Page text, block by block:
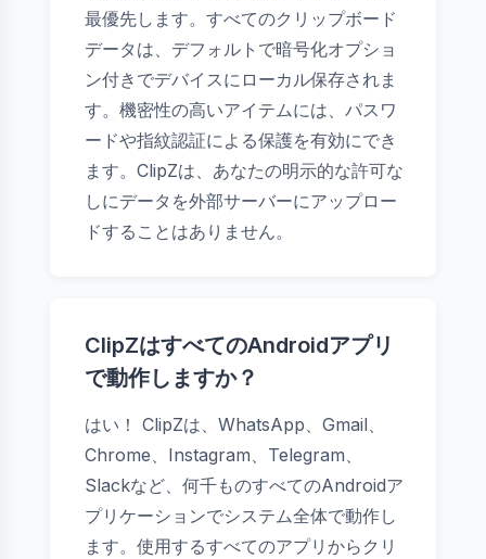
最優先します。すべてのクリップボード
データは、デフォルトで暗号化オプショ
ン付きでデバイスにローカル保存されま
す。機密性の高いアイテムには、パスワ
ードや指紋認証による保護を有効にでき
ます。ClipZは、あなたの明示的な許可な
しにデータを外部サーバーにアップロー
ドすることはありません。
ClipZはすべてのAndroidアプリ
で動作しますか？
はい！ ClipZは、WhatsApp、Gmail、
Chrome、Instagram、Telegram、
Slackなど、何千ものすべてのAndroidア
プリケーションでシステム全体で動作し
ます。使用するすべてのアプリからクリ